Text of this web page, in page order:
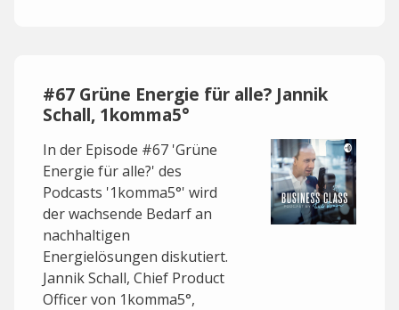
#67 Grüne Energie für alle? Jannik
Schall, 1komma5°
In der Episode #67 'Grüne
Energie für alle?' des
Podcasts '1komma5°' wird
der wachsende Bedarf an
nachhaltigen
Energielösungen diskutiert.
Jannik Schall, Chief Product
Officer von 1komma5°,